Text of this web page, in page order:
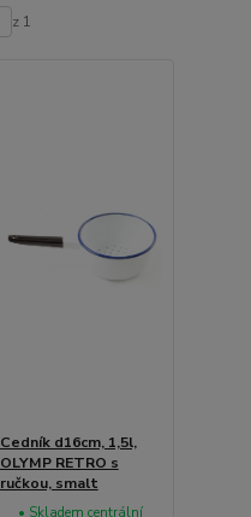
z 1
Cedník d16cm, 1,5l,
OLYMP RETRO s
ručkou, smalt
• Skladem centrální